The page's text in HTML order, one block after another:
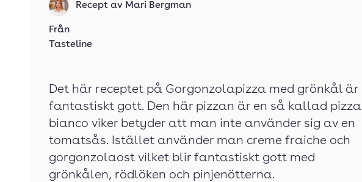
Recept av Mari Bergman
Från
Tasteline
Det här receptet på Gorgonzolapizza med grönkål är
fantastiskt gott. Den här pizzan är en så kallad pizza
bianco viker betyder att man inte använder sig av en
tomatsås. Istället använder man creme fraiche och
gorgonzolaost vilket blir fantastiskt gott med
grönkålen, rödlöken och pinjenötterna.